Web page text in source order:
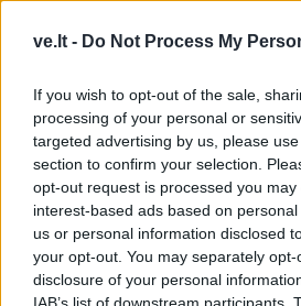
ve.lt - Do Not Process My
If you wish to opt-out of the sale,
processing of your personal or
targeted advertising by us, please
section to confirm your selection.
opt-out request is processed you may
interest-based ads based on
us or personal information disclosed
your opt-out. You may separately
disclosure of your personal
TAIP PAT